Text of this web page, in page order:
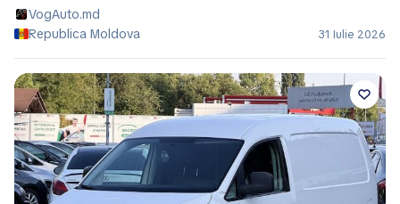
Volkswagen Touran 1.4TSI Aut. 2008 DEALER
5.999 EUR